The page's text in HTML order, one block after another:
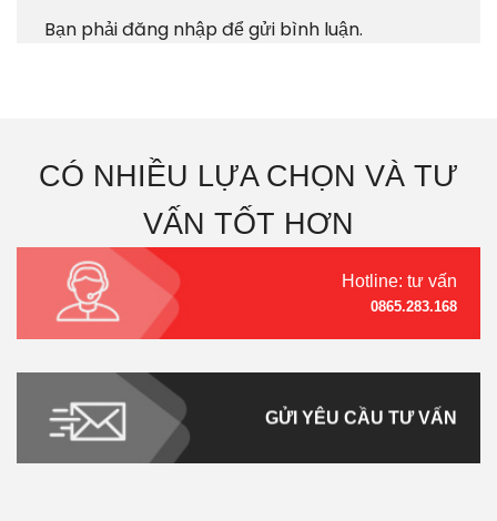
Bạn phảiđăng nhậpđể gửi bình luận.
CÓ NHIỀU LỰA CHỌN VÀ TƯ
VẤN TỐT HƠN
Hotline: tư vấn
0865.283.168
GỬI YÊU CẦU TƯ VẤN